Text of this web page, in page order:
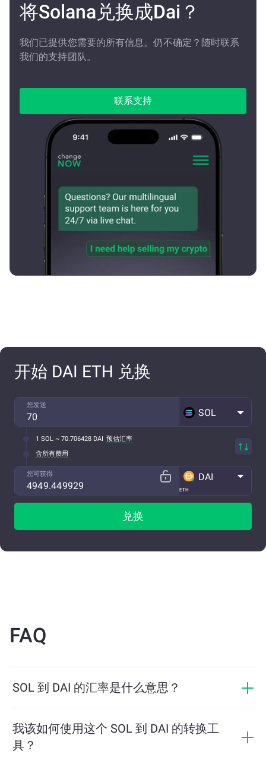
将Solana兑换成Dai？
我们已提供您需要的所有信息。仍不确定？随时联系
我们的支持团队。
联系支持
开始 DAI ETH 兑换
您发送
SOL
1 SOL ~ 70.706428 DAI 预估汇率
含所有费用
您可获得
ETH
DAI
兑换
FAQ
SOL 到 DAI 的汇率是什么意思？
场行情、供需关系和流动性等因素实时波动。
我该如何使用这个 SOL 到 DAI 的转换工
具？